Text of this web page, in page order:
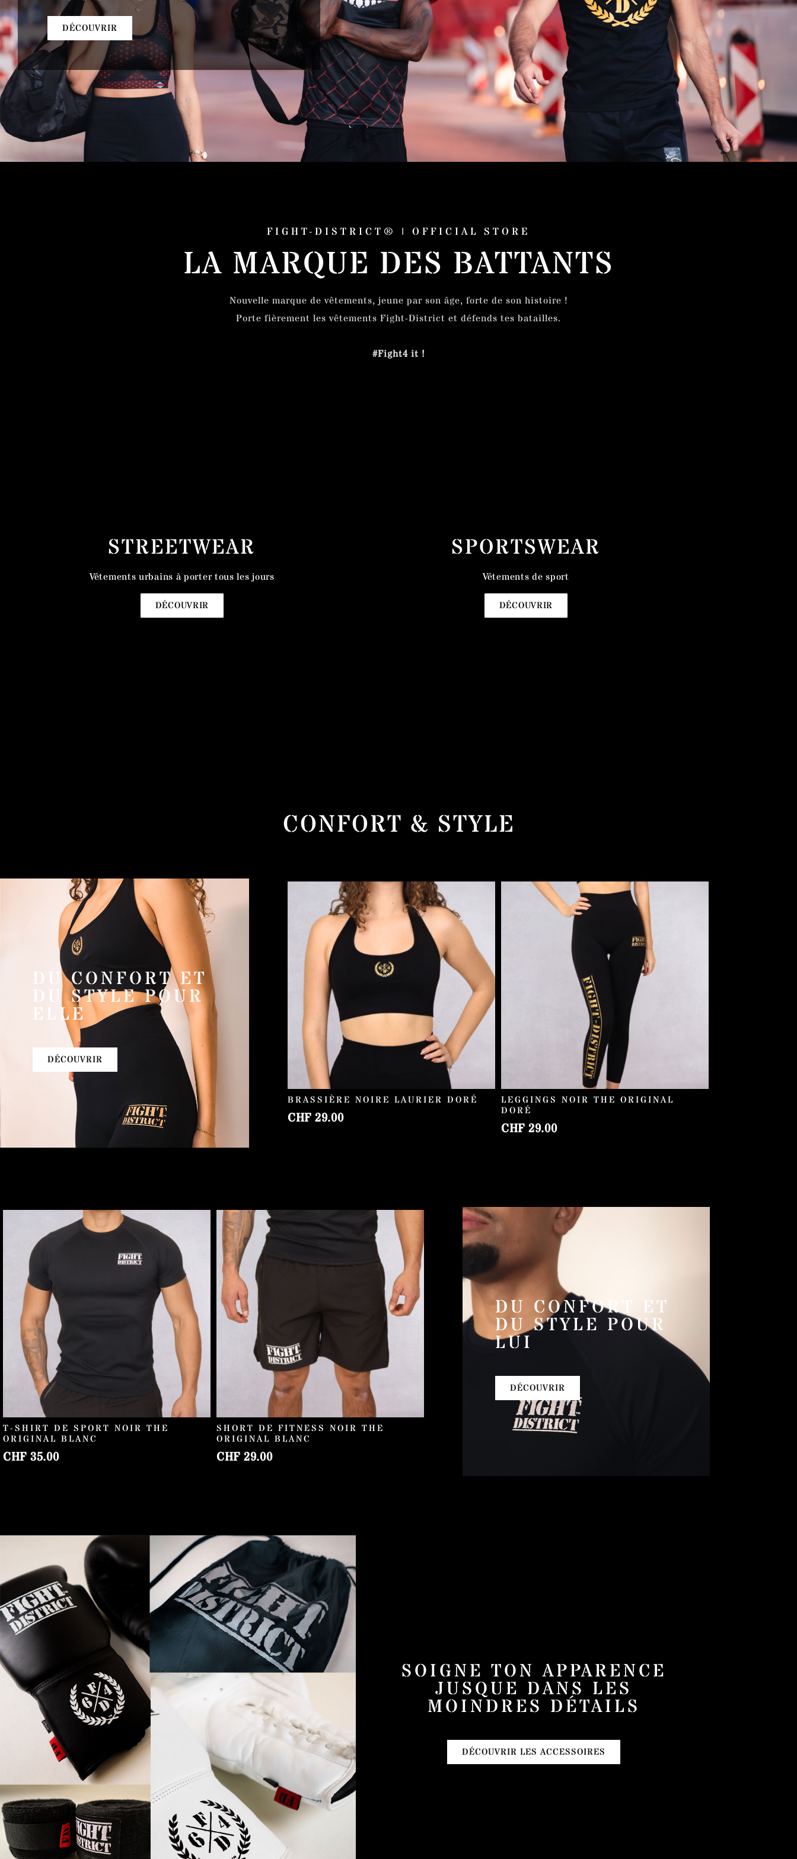
DÉCOUVRIR
FIGHT-DISTRICT® | OFFICIAL STORE
LA MARQUE DES BATTANTS
Nouvelle marque de vêtements, jeune par son âge, forte de son histoire !
Porte fièrement les vêtements Fight-District et défends tes batailles.
#Fight4 it !
STREETWEAR
Vêtements urbains à porter tous les jours
DÉCOUVRIR
SPORTSWEAR
Vêtements de sport
DÉCOUVRIR
CONFORT & STYLE
DU CONFORT ET
DU STYLE POUR
ELLE
DÉCOUVRIR
BRASSIÈRE NOIRE LAURIER DORÉ
CHF 29.00
LEGGINGS NOIR THE ORIGINAL
DORÉ
CHF 29.00
T-SHIRT DE SPORT NOIR THE
ORIGINAL BLANC
CHF 35.00
SHORT DE FITNESS NOIR THE
ORIGINAL BLANC
CHF 29.00
DU CONFORT ET
DU STYLE POUR
LUI
DÉCOUVRIR
SOIGNE TON APPARENCE
JUSQUE DANS LES
MOINDRES DÉTAILS
DÉCOUVRIR LES ACCESSOIRES